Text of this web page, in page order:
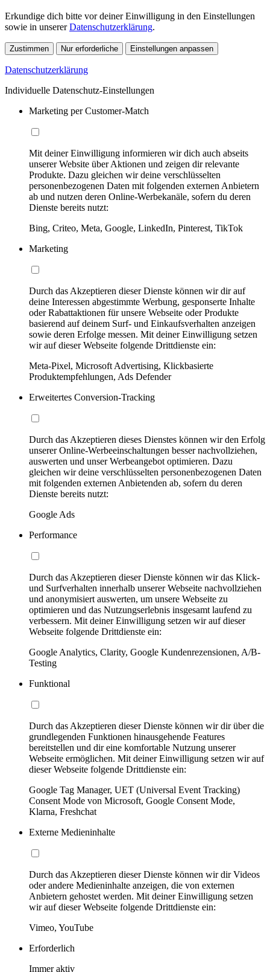
Erkundige dich bitte vor deiner Einwilligung in den Einstellungen
sowie in unsererDatenschutzerklärung.
Zustimmen Nur erforderliche Einstellungen anpassen
Datenschutzerklärung
Individuelle Datenschutz-Einstellungen
Marketing per Customer-Match
Mit deiner Einwilligung informieren wir dich auch abseits
unserer Website über Aktionen und zeigen dir relevante
Produkte. Dazu gleichen wir deine verschlüsselten
personenbezogenen Daten mit folgenden externen Anbietern
ab und nutzen deren Online-Werbekanäle, sofern du deren
Dienste bereits nutzt:
Bing, Criteo, Meta, Google, LinkedIn, Pinterest, TikTok
Marketing
Durch das Akzeptieren dieser Dienste können wir dir auf
deine Interessen abgestimmte Werbung, gesponserte Inhalte
oder Rabattaktionen für unsere Webseite oder Produkte
basierend auf deinem Surf- und Einkaufsverhalten anzeigen
sowie deren Erfolge messen. Mit deiner Einwilligung setzen
wir auf dieser Webseite folgende Drittdienste ein:
Meta-Pixel, Microsoft Advertising, Klickbasierte
Produktempfehlungen, Ads Defender
Erweitertes Conversion-Tracking
Durch das Akzeptieren dieses Dienstes können wir den Erfolg
unserer Online-Werbeeinschaltungen besser nachvollziehen,
auswerten und unser Werbeangebot optimieren. Dazu
gleichen wir deine verschlüsselten personenbezogenen Daten
mit folgenden externen Anbietenden ab, sofern du deren
Dienste bereits nutzt:
Google Ads
Performance
Durch das Akzeptieren dieser Dienste können wir das Klick-
und Surfverhalten innerhalb unserer Webseite nachvollziehen
und anonymisiert auswerten, um unsere Webseite zu
optimieren und das Nutzungserlebnis insgesamt laufend zu
verbessern. Mit deiner Einwilligung setzen wir auf dieser
Webseite folgende Drittdienste ein:
Google Analytics, Clarity, Google Kundenrezensionen, A/B-
Testing
Funktional
Durch das Akzeptieren dieser Dienste können wir dir über die
grundlegenden Funktionen hinausgehende Features
bereitstellen und dir eine komfortable Nutzung unserer
Webseite ermöglichen. Mit deiner Einwilligung setzen wir auf
dieser Webseite folgende Drittdienste ein:
Google Tag Manager, UET (Universal Event Tracking)
Consent Mode von Microsoft, Google Consent Mode,
Klarna, Freshchat
Externe Medieninhalte
Durch das Akzeptieren dieser Dienste können wir dir Videos
oder andere Medieninhalte anzeigen, die von externen
Anbietern gehostet werden. Mit deiner Einwilligung setzen
wir auf dieser Webseite folgende Drittdienste ein:
Vimeo, YouTube
Erforderlich
Immer aktiv